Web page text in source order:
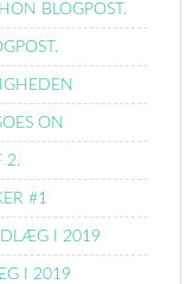
BLOGPOST.
ON
2.
#1
I 2019
I 2019